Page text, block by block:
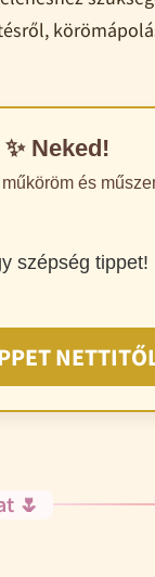
Neked!
és
szépség tippet!
🌷